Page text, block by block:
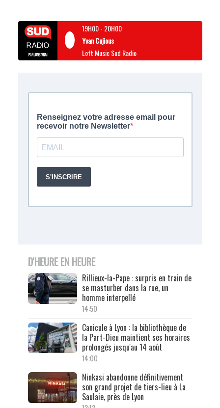
19H00- 20H00
Yvan Cujious
Loft Music Sud Radio
D'HEURE EN HEURE
Rillieux-la-Pape : surpris en train de
se masturber dans la rue, un
homme interpellé
14:50
Canicule à Lyon : la bibliothèque de
la Part-Dieu maintient ses horaires
prolongés jusqu'au 14 août
14:00
Ninkasi abandonne définitivement
son grand projet de tiers-lieu à La
Saulaie, près de Lyon